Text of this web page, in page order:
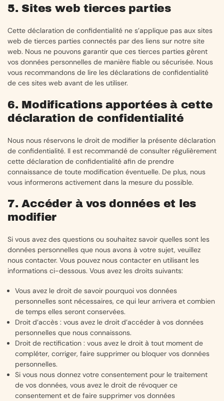
5. Sites web tierces parties
Cette déclaration de confidentialité ne s’applique pas aux sites
web de tierces parties connectés par des liens sur notre site
web. Nous ne pouvons garantir que ces tierces parties gèrent
vos données personnelles de manière fiable ou sécurisée. Nous
vous recommandons de lire les déclarations de confidentialité
de ces sites web avant de les utiliser.
6. Modifications apportées à cette
déclaration de confidentialité
Nous nous réservons le droit de modifier la présente déclaration
de confidentialité. Il est recommandé de consulter régulièrement
cette déclaration de confidentialité afin de prendre
connaissance de toute modification éventuelle. De plus, nous
vous informerons activement dans la mesure du possible.
7. Accéder à vos données et les
modifier
Si vous avez des questions ou souhaitez savoir quelles sont les
données personnelles que nous avons à votre sujet, veuillez
nous contacter. Vous pouvez nous contacter en utilisant les
informations ci-dessous. Vous avez les droits suivants:
Vous avez le droit de savoir pourquoi vos données
personnelles sont nécessaires, ce qui leur arrivera et combien
de temps elles seront conservées.
Droit d’accès : vous avez le droit d’accéder à vos données
personnelles que nous connaissons.
Droit de rectification : vous avez le droit à tout moment de
compléter, corriger, faire supprimer ou bloquer vos données
personnelles.
Si vous nous donnez votre consentement pour le traitement
de vos données, vous avez le droit de révoquer ce
consentement et de faire supprimer vos données